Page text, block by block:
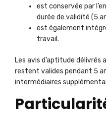
est conservée par
durée de validité (5
est également
travail.
Les avis d’aptitude
restent valides pendant 5
intermédiaires